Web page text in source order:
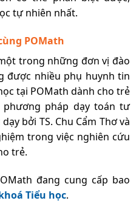
tự nhiên nhất.
POMath
trong những đơn vị đào
được nhiều phụ huynh tin
tại POMath dành cho trẻ
pháp dạy toán tư
bởi TS. Chu Cẩm Thơ và
trong việc nghiên cứu
trẻ.
đang cung cấp bao
Tiểu học.